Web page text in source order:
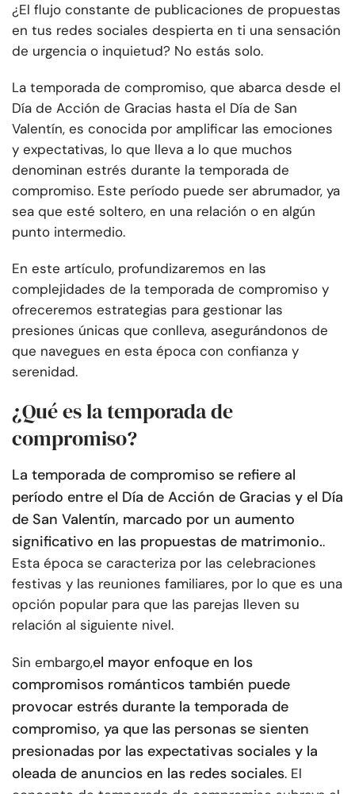
¿El flujo constante de publicaciones de propuestas
en tus redes sociales despierta en ti una sensación
de urgencia o inquietud? No estás solo.
La temporada de compromiso, que abarca desde el
Día de Acción de Gracias hasta el Día de San
Valentín, es conocida por amplificar las emociones
y expectativas, lo que lleva a lo que muchos
denominan estrés durante la temporada de
compromiso. Este período puede ser abrumador, ya
sea que esté soltero, en una relación o en algún
punto intermedio.
En este artículo, profundizaremos en las
complejidades de la temporada de compromiso y
ofreceremos estrategias para gestionar las
presiones únicas que conlleva, asegurándonos de
que navegues en esta época con confianza y
serenidad.
¿Qué es la temporada de
compromiso?
La temporada de compromiso se refiere al
período entre el Día de Acción de Gracias y el Día
de San Valentín, marcado por un aumento
significativo en las propuestas de matrimonio..
Esta época se caracteriza por las celebraciones
festivas y las reuniones familiares, por lo que es una
opción popular para que las parejas lleven su
relación al siguiente nivel.
Sin embargo,el mayor enfoque en los
compromisos románticos también puede
provocar estrés durante la temporada de
compromiso, ya que las personas se sienten
presionadas por las expectativas sociales y la
oleada de anuncios en las redes sociales. El